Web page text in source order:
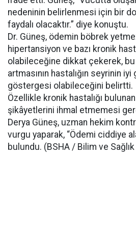
nedeninin belirlenmesi için bir
faydalı olacaktır.” diye konuştu.
Dr. Güneş, ödemin böbrek
hipertansiyon ve bazı kronik
olabileceğine dikkat çekerek, bu
artmasının hastalığın seyrinin
göstergesi olabileceğini belirtti.
Özellikle kronik hastalığı
şikâyetlerini ihmal etmemesi
Derya Güneş, uzman hekim
vurgu yaparak, “Ödemi ciddiye
bulundu. (BSHA / Bilim ve